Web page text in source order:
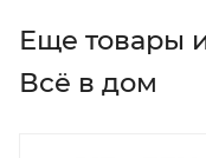
Еще товары
Всё в дом